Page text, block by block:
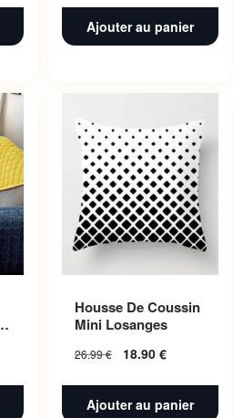
Ajouter au panier
Housse De Coussin
Mini Losanges
26.99€ 18.90 €
Ajouter au panier